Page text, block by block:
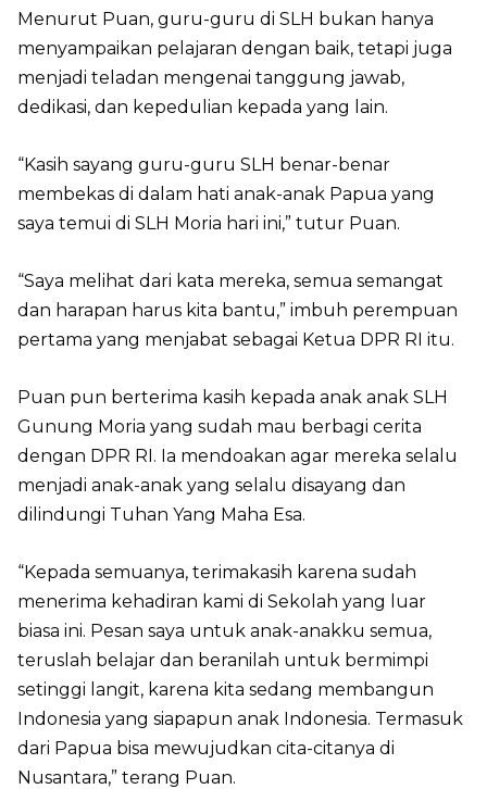
Menurut Puan, guru-guru di SLH bukan hanya
menyampaikan pelajaran dengan baik, tetapi juga
menjadi teladan mengenai tanggung jawab,
dedikasi, dan kepedulian kepada yang lain.
“Kasih sayang guru-guru SLH benar-benar
membekas di dalam hati anak-anak Papua yang
saya temui di SLH Moria hari ini,” tutur Puan.
“Saya melihat dari kata mereka, semua semangat
dan harapan harus kita bantu,” imbuh perempuan
pertama yang menjabat sebagai Ketua DPR RI itu.
Puan pun berterima kasih kepada anak anak SLH
Gunung Moria yang sudah mau berbagi cerita
dengan DPR RI. Ia mendoakan agar mereka selalu
menjadi anak-anak yang selalu disayang dan
dilindungi Tuhan Yang Maha Esa.
“Kepada semuanya, terimakasih karena sudah
menerima kehadiran kami di Sekolah yang luar
biasa ini. Pesan saya untuk anak-anakku semua,
teruslah belajar dan beranilah untuk bermimpi
setinggi langit, karena kita sedang membangun
Indonesia yang siapapun anak Indonesia. Termasuk
dari Papua bisa mewujudkan cita-citanya di
Nusantara,” terang Puan.